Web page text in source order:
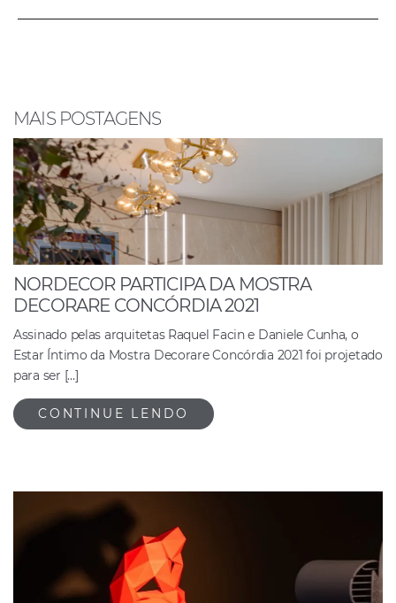
e
o
k
s
p
e e
MAIS POSTAGENS
NORDECOR PARTICIPA DA MOSTRA
DECORARE CONCÓRDIA 2021
Assinado pelas arquitetas Raquel Facin e Daniele Cunha, o
Estar Íntimo da Mostra Decorare Concórdia 2021 foi projetado
para ser […]
CONTINUE LENDO